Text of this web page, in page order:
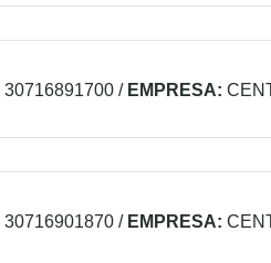
30716891700 / EMPRESA:
30716901870 / EMPRESA: